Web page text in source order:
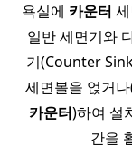
욕실에 카운터
일반 세면기와
기(Counter
세면볼을 얹거
카운터)하여 설
간을